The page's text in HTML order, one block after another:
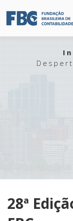
28ª